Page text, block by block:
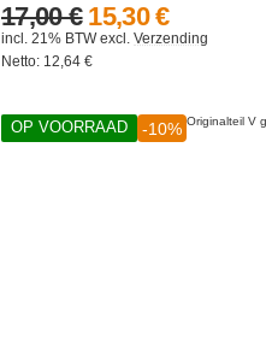
15,30 €
17,00 €
incl. 21% BTWexcl. Verzending
Netto: 12,64 €
OP VOORRAAD -10%